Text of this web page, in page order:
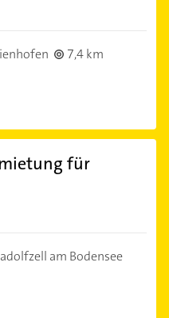
7,4 km
für
am Bodensee